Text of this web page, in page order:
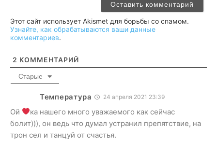
Этот сайт использует Akismet для борьбы со спамом.
Узнайте, как обрабатываются ваши данные
комментариев.
2 КОММЕНТАРИЙ
Старые
Температура 24 апреля 2021 23:39
Ой
ка нашего много уважаемого как сейчас
болит))), он ведь что думал устранил препятствие, на
трон сел и танцуй от счастья.